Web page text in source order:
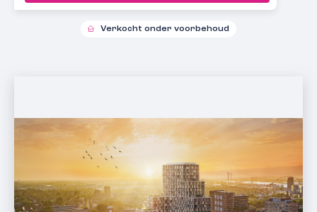
Verkocht onder voorbehoud